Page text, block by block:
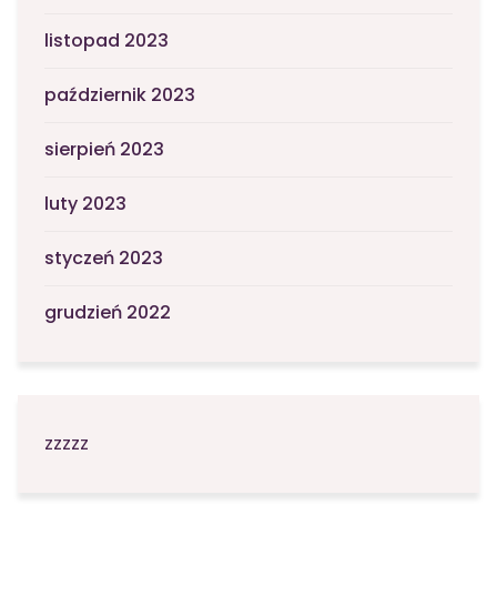
listopad 2023
październik 2023
sierpień 2023
luty 2023
styczeń 2023
grudzień 2022
zzzzz